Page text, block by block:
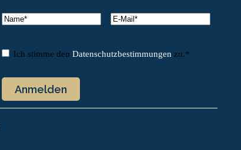
Name*
E-
Mail*
Einwilligung*
Ich stimme den Datenschutzbestimmungen zu.*